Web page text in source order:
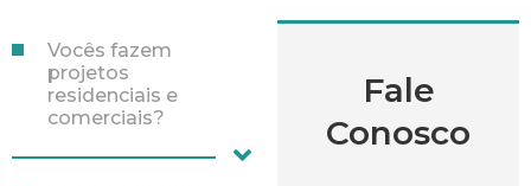
Vocês fazem
projetos
residenciais e
comerciais?
Fale
Conosco